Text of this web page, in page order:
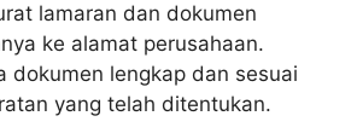
lamaran dan dokumen
ke alamat perusahaan.
dokumen lengkap dan sesuai
yang telah ditentukan.